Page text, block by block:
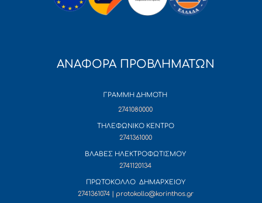
ΑΝΑΦΟΡΑ ΠΡΟΒΛΗΜΑΤΩΝ
ΓΡΑΜΜΗ ΔΗΜΟΤΗ
2741080000
ΤΗΛΕΦΩΝΙΚΟ ΚΕΝΤΡΟ
2741361000
ΒΛΑΒΕΣ ΗΛΕΚΤΡΟΦΩΤΙΣΜΟΥ
2741120134
ΠΡΩΤΟΚΟΛΛΟ ΔΗΜΑΡΧΕΙΟΥ
2741361074 | protokollo@korinthos.gr